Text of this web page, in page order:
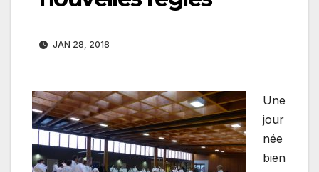
JAN 28, 2018
Une
jour
née
bien